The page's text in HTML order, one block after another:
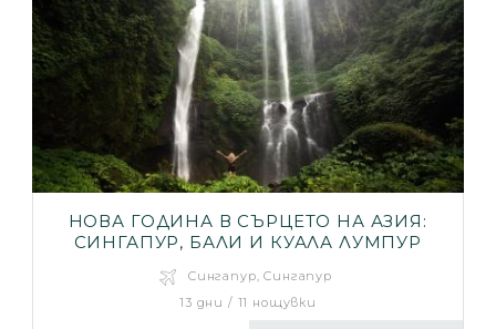
НОВА ГОДИНА В СЪРЦЕТО НА АЗИЯ:
СИНГАПУР, БАЛИ И КУАЛА ЛУМПУР
Сингапур, Сингапур
13 дни / 11 нощувки